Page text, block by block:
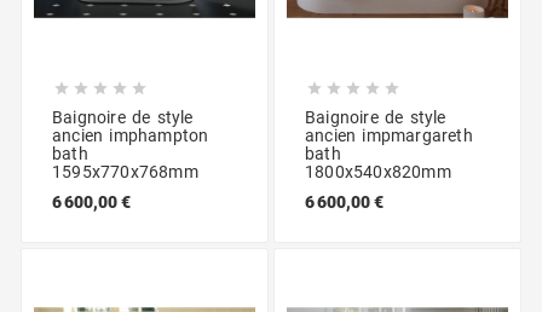
    
Baignoire de style
ancien imphampton
bath
1595x770x768mm
6 600,00 €
    
Baignoire de style
ancien impmargareth
bath
1800x540x820mm
6 600,00 €